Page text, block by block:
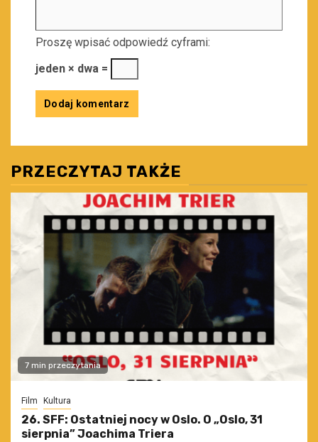
Proszę wpisać odpowiedź cyframi:
jeden × dwa =
PRZECZYTAJ TAKŻE
7 min przeczytania
Film Kultura
26. SFF: Ostatniej nocy w Oslo. O „Oslo, 31
sierpnia” Joachima Triera